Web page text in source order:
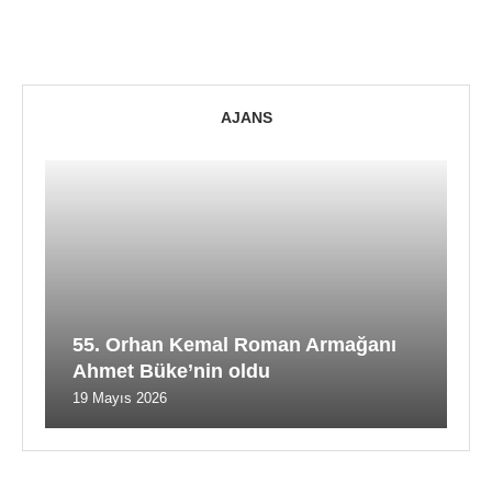
AJANS
55. Orhan Kemal Roman Armağanı
Ahmet Büke’nin oldu
19 Mayıs 2026